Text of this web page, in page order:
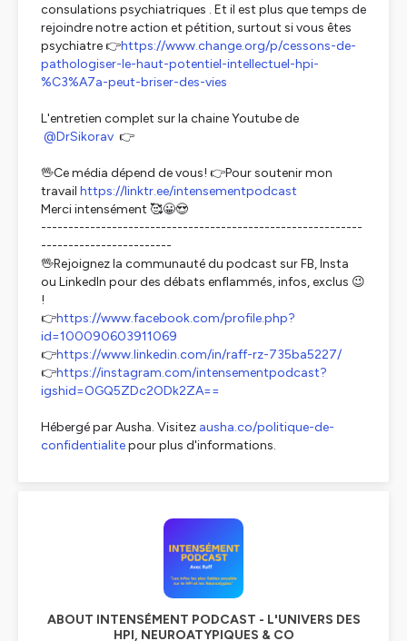
consulations psychiatriques . Et il est plus que temps de
rejoindre notre action et pétition, surtout si vous êtes
psychiatre 👉https://www.change.org/p/cessons-de-
pathologiser-le-haut-potentiel-intellectuel-hpi-
%C3%A7a-peut-briser-des-vies
L'entretien complet sur la chaine Youtube de
⁨@DrSikorav⁩ 👉
🖖Ce média dépend de vous! 👉Pour soutenir mon
travail https://linktr.ee/intensementpodcast
Merci intensément 🥰😀😍
-----------------------------------------------------------
------------------------
🖖Rejoignez la communauté du podcast sur FB, Insta
ou LinkedIn pour des débats enflammés, infos, exclus 😉
!
👉https://www.facebook.com/profile.php?
id=100090603911069
👉https://www.linkedin.com/in/raff-rz-735ba5227/
👉https://instagram.com/intensementpodcast?
igshid=OGQ5ZDc2ODk2ZA==
Hébergé par Ausha. Visitez ausha.co/politique-de-
confidentialitepour plus d'informations.
ABOUT INTENSÉMENT PODCAST - L'UNIVERS DES
HPI, NEUROATYPIQUES & CO